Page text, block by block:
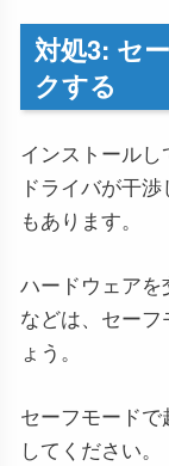
対処3: セ
クする
インストール
ドライバが干
もあります。
ハードウェア
などは、セー
ょう。
セーフモード
してください。